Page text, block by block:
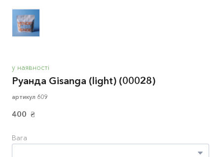
у наявності
Руанда Gisanga (light) (00028)
артикул 609
400  ₴
Вага